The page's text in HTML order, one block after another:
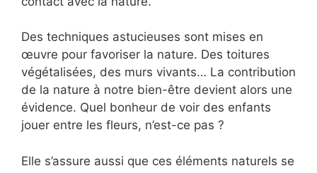
Des techniques astucieuses sont mises en
œuvre pour favoriser la nature. Des toitures
végétalisées, des murs vivants… La contribution
de la nature à notre bien-être devient alors une
évidence. Quel bonheur de voir des enfants
jouer entre les fleurs, n’est-ce pas ?
Elle s’assure aussi que ces éléments naturels se